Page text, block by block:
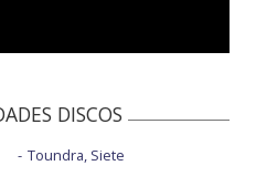
DISCOS
Toundra, Siete